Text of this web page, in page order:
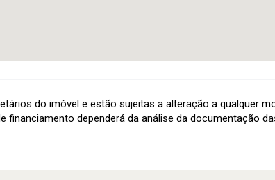
do imóvel e estão sujeitas a alteração a qualquer
dependerá da análise da documentação